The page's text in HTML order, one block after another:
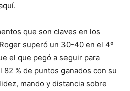
que son claves en los
superó un 30-40 en el 4º
el que pegó a seguir para
% de puntos ganados con su
mando y distancia sobre